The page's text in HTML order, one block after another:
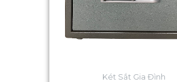
Két Sắt Gia Đình